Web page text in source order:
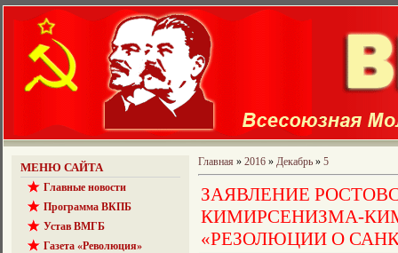
МЕНЮ САЙТА
Главные новости
Программа ВКПБ
Устав ВМГБ
Газета «Революция»
Главная » 2016 » Декабрь » 5
ЗАЯВЛЕНИЕ
КИМИРСЕНИЗМА-
«РЕЗОЛЮЦИИ О